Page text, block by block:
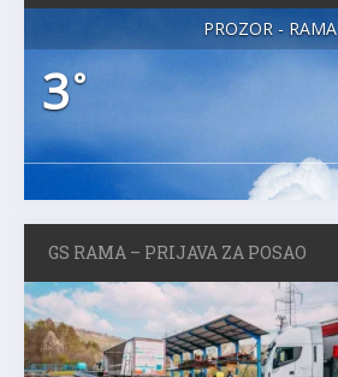
PROZOR - RAMA
3°
GS RAMA – PRIJAVA ZA POSAO